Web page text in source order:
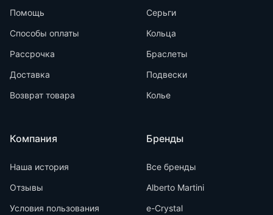
Помощь
Способы оплаты
Рассрочка
Доставка
Возврат товара
Компания
Наша история
Отзывы
Условия пользования
Серьги
Кольца
Браслеты
Подвески
Колье
Бренды
Все бренды
Alberto Martini
e-Crystal